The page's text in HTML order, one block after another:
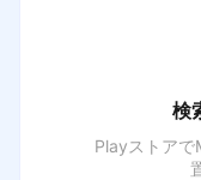
検
Playストアで